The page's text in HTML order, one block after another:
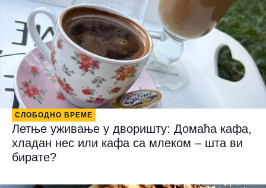
СЛОБОДНО ВРЕМЕ
Летње уживање у дворишту: Домаћа кафа,
хладан нес или кафа са млеком – шта ви
бирате?